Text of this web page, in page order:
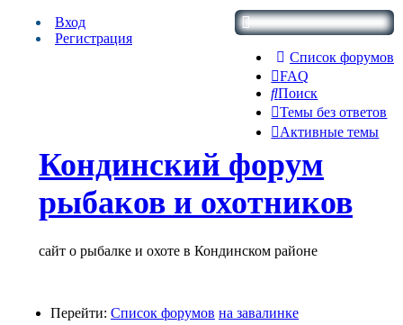
Список форумов
FAQ
Поиск
Темы без ответов
Активные темы
Вход
Регистрация
Кондинский форум
рыбаков и охотников
сайт о рыбалке и охоте в Кондинском районе
Перейти: Список форумов на завалинке